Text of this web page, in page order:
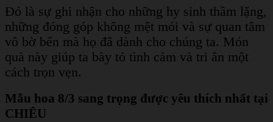
Đó là sự ghi nhận cho những hy sinh thầm lặng,
những đóng góp không mệt mỏi và sự quan tâm
vô bờ bến mà họ đã dành cho chúng ta. Món
quà này giúp ta bày tỏ tình cảm và tri ân một
cách trọn vẹn.
Mẫu hoa 8/3 sang trọng được yêu thích nhất tại
CHIÊU